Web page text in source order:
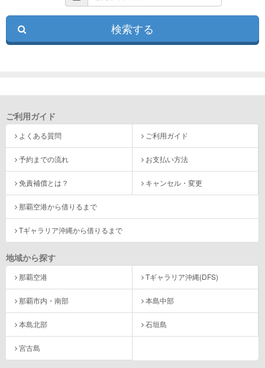
ご利用ガイド
よくある質問 ご利用ガイド
予約までの流れ お支払い方法
免責補償とは？ キャンセル・変更
那覇空港から借りるまで
Tギャラリア沖縄から借りるまで
地域から探す
那覇空港 Tギャラリア沖縄(DFS)
那覇市内・南部 本島中部
本島北部 石垣島
宮古島